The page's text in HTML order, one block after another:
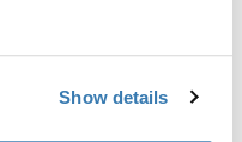
Show details